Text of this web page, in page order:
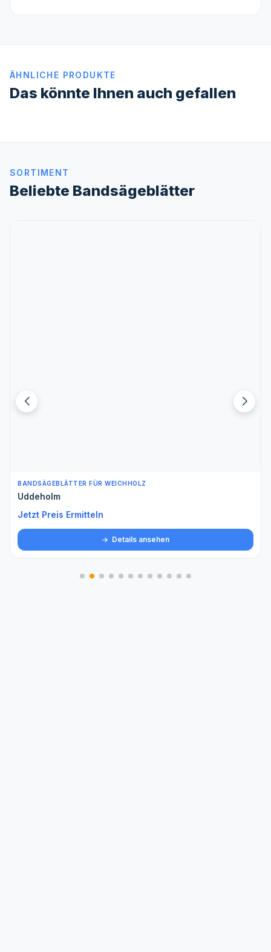
ÄHNLICHE PRODUKTE
Das könnte Ihnen auch gefallen
SORTIMENT
Beliebte Bandsägeblätter
BANDSÄGEBLÄTTER FÜR WEICHHOLZ
Uddeholm
Jetzt Preis Ermitteln
Details ansehen